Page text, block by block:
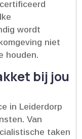
wordt
niet
houden.​
bij jou
in Leiderdorp
Van
taken